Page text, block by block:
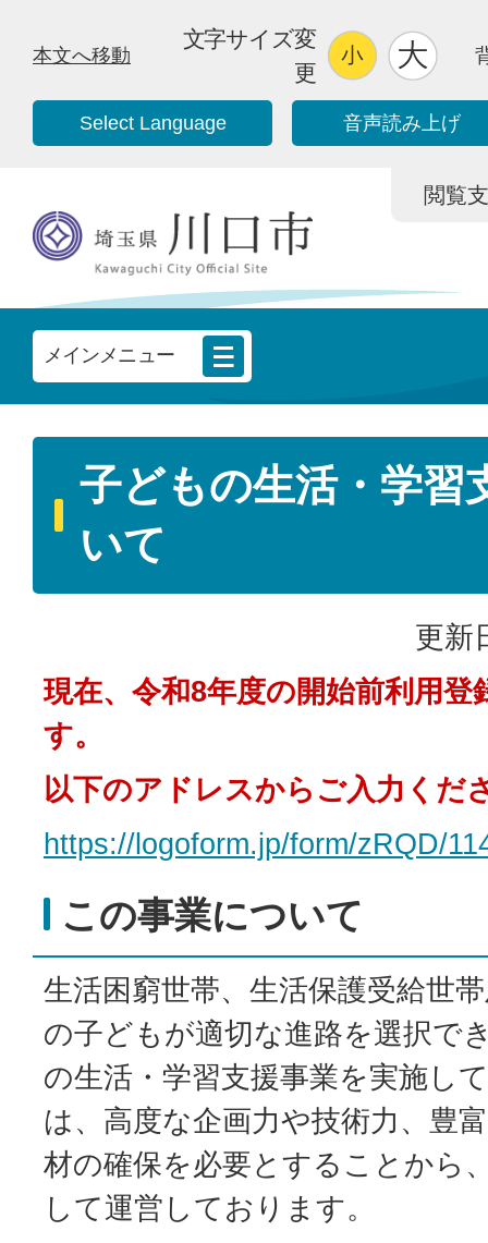
本文へ移動
文字サイズ変
更
Select Language 音声読み上げ
閲覧
メインメニュー
子どもの生活・学習
いて
更新
現在、令和8年度の開始前利用登
す。
以下のアドレスからご入力くだ
https://logoform.jp/form/zRQD/
この事業について
生活困窮世帯、生活保護受給世
の子どもが適切な進路を選択で
の生活・学習支援事業を実施し
は、高度な企画力や技術力、豊
材の確保を必要とすることから
して運営しております。